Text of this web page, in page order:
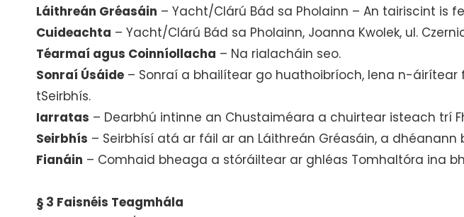
Láithreán Gréasáin – Yacht/Clárú Bád sa Pholainn – An tairiscint is
Cuideachta – Yacht/Clárú Bád sa Pholainn, Joanna Kwolek, ul.
Téarmaí agus Coinníollacha – Na rialacháin seo.
Sonraí Úsáide – Sonraí a bhailítear go huathoibríoch, lena n-
tSeirbhís.
Iarratas – Dearbhú intinne an Chustaiméara a chuirtear isteach trí
Seirbhís – Seirbhísí atá ar fáil ar an Láithreán Gréasáin, a
Fianáin – Comhaid bheaga a stóráiltear ar ghléas Tomhaltóra ina
§ 3 Faisnéis Teagmhála